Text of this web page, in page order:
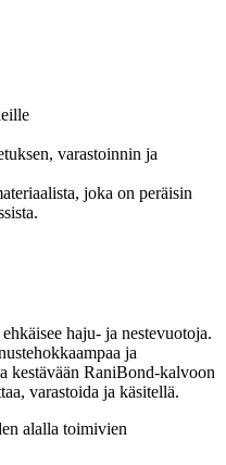
varastoinnin ja
joka on peräisin
haju- ja nestevuotoja.
ja
kestävään RaniBond-kalvoon
varastoida ja käsitellä.
alalla toimivien